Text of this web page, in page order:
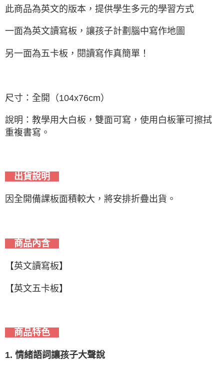
此商品為英文的版本，提供學生多元的學習方式
一面為英文讀寫板，讓孩子計劃腦中寫作地圖
另一面為五卡板，閱讀寫作真簡單！
尺寸：全開（104x76cm）
說明：教學用大白板，雙面可寫，使用白板筆可擦拭
重複書寫。
出貨說明
因全開備課板面積較大，將安排折疊出貨。
商品內含
【英文讀寫板】
【英文五卡板】
商品特色
1. 情緒語詞讓孩子大聲說